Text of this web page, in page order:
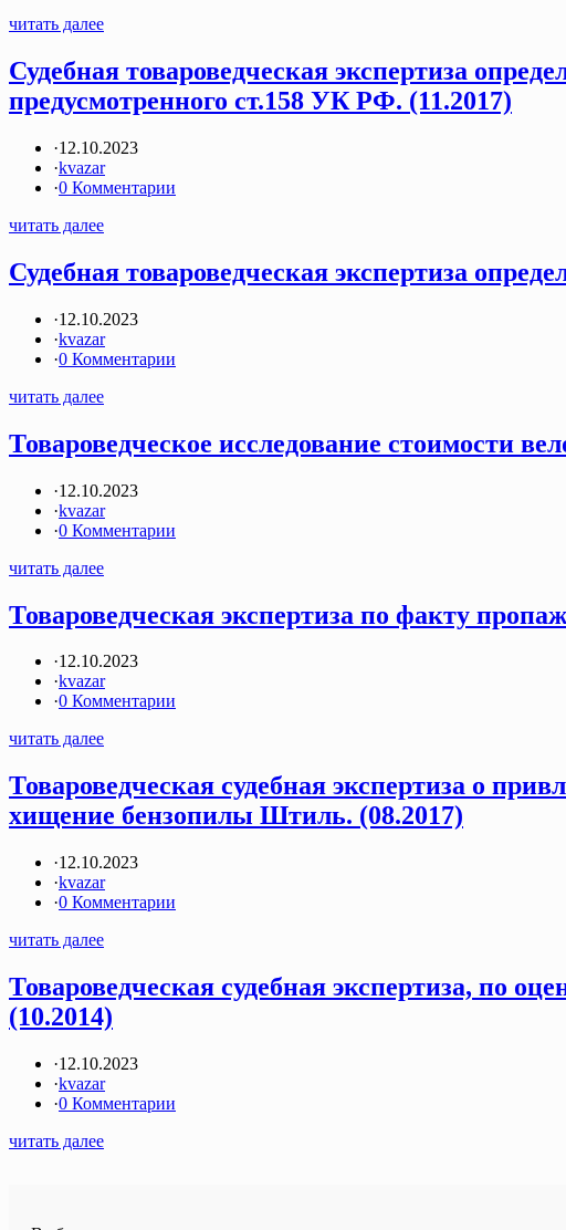
читать далее
Судебная товароведческая экспертиза
предусмотренного ст.158 УК РФ. (11.2017)
·12.10.2023
·kvazar
·0 Комментарии
читать далее
Судебная товароведческая экспертиза
·12.10.2023
·kvazar
·0 Комментарии
читать далее
Товароведческое исследование стоимости
·12.10.2023
·kvazar
·0 Комментарии
читать далее
Товароведческая экспертиза по факту
·12.10.2023
·kvazar
·0 Комментарии
читать далее
Товароведческая судебная экспертиза о
хищение бензопилы Штиль. (08.2017)
·12.10.2023
·kvazar
·0 Комментарии
читать далее
Товароведческая судебная экспертиза, по
(10.2014)
·12.10.2023
·kvazar
·0 Комментарии
читать далее